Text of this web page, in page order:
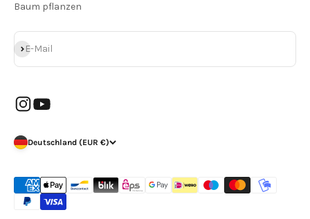
Baum pflanzen
E-Mail
Abonnieren
Deutschland (EUR €)